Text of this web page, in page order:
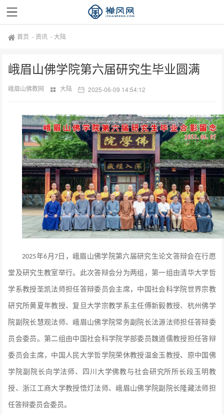
首页 - 资讯 -大陆
峨眉山佛学院第六届研究生毕业圆满
峨眉山佛教网 大陆 2025-06-09 14:54:12
2025年6 月 7日，峨眉山佛学院第六届研究生论文答辩会在行愿
堂及研究生教室举行。此次答辩会分为两组，第一组由清华大学哲
学系教授圣凯法师担任答辩委员会主席，中国社会科学院世界宗教
研究所黄夏年教授、复旦大学宗教学系主任傅新毅教授、杭州佛学
院副院长慧观法师、峨眉山佛学院常务副院长法源法师担任答辩委
员会委员。第二组由中国社会科学院学部委员魏道儒教授担任答辩
委员会主席，中国人民大学哲学院荣休教授温金玉教授、原中国佛
学院副院长向学法师、四川大学佛教与社会研究所所长段玉明教
授、浙江工商大学教授悟灯法师、峨眉山佛学院副院长隆藏法师担
任答辩委员会委员。